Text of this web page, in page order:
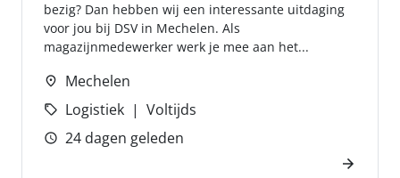
bezig? Dan hebben wij een interessante uitdaging
voor jou bij DSV in Mechelen. Als
magazijnmedewerker werk je mee aan het...
Mechelen
Logistiek
Voltijds
24 dagen geleden